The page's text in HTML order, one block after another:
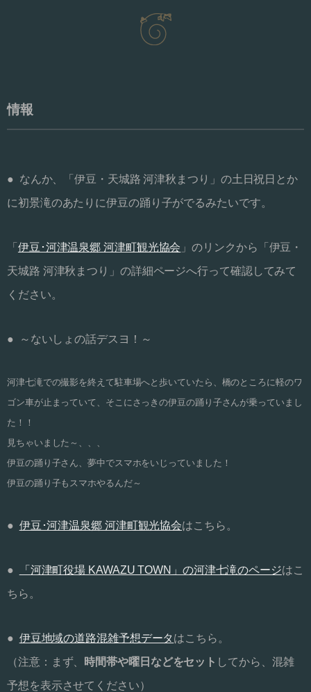
情報
● なんか、「伊豆・天城路 河津秋まつり」の土日祝日とか
に初景滝のあたりに伊豆の踊り子がでるみたいです。
「 伊豆･河津温泉郷 河津町観光協会 」のリンクから「伊豆・
天城路 河津秋まつり」の詳細ページへ行って確認してみて
ください。
● ～ないしょの話デスヨ！～
河津七滝での撮影を終えて駐車場へと歩いていたら、橋のところに軽のワ
ゴン車が止まっていて、そこにさっきの伊豆の踊り子さんが乗っていまし
た！！
見ちゃいました～、、、
伊豆の踊り子さん、夢中でスマホをいじっていました！
伊豆の踊り子もスマホやるんだ～
● 伊豆･河津温泉郷 河津町観光協会はこちら。
● 「河津町役場 KAWAZU TOWN」の河津七滝のページはこ
ちら。
● 伊豆地域の道路混雑予想データ はこちら。
（注意：まず、 時間帯や曜日などをセット してから、混雑
予想を表示させてください）